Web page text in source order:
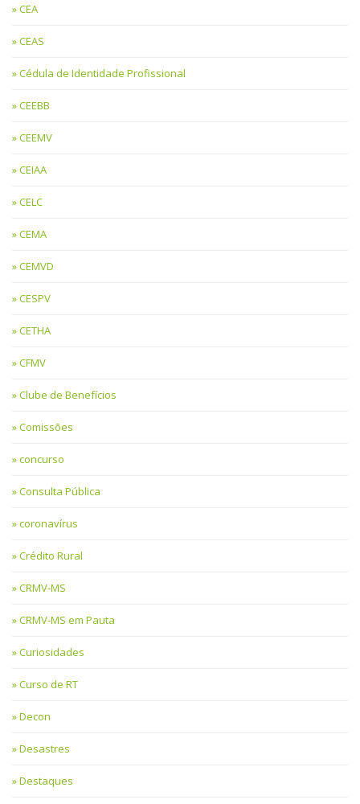
CEA
CEAS
Cédula de Identidade Profissional
CEEBB
CEEMV
CEIAA
CELC
CEMA
CEMVD
CESPV
CETHA
CFMV
Clube de Benefícios
Comissões
concurso
Consulta Pública
coronavírus
Crédito Rural
CRMV-MS
CRMV-MS em Pauta
Curiosidades
Curso de RT
Decon
Desastres
Destaques